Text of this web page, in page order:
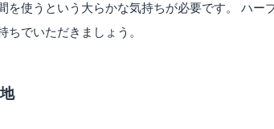
を使うという大らかな気持ちが必要です。 ハー
ちでいただきましょう。